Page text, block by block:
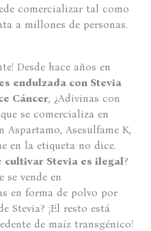
comercializar tal como
a millones de personas.
Desde hace años en
endulzada con Stevia
Cáncer, ¿Adivinas con
se comercializa en
Aspartamo, Asesulfame K,
en la etiqueta no dice.
cultivar Stevia es ilegal?
se vende en
en forma de polvo por
Stevia? ¡El resto está
de maíz transgénico!